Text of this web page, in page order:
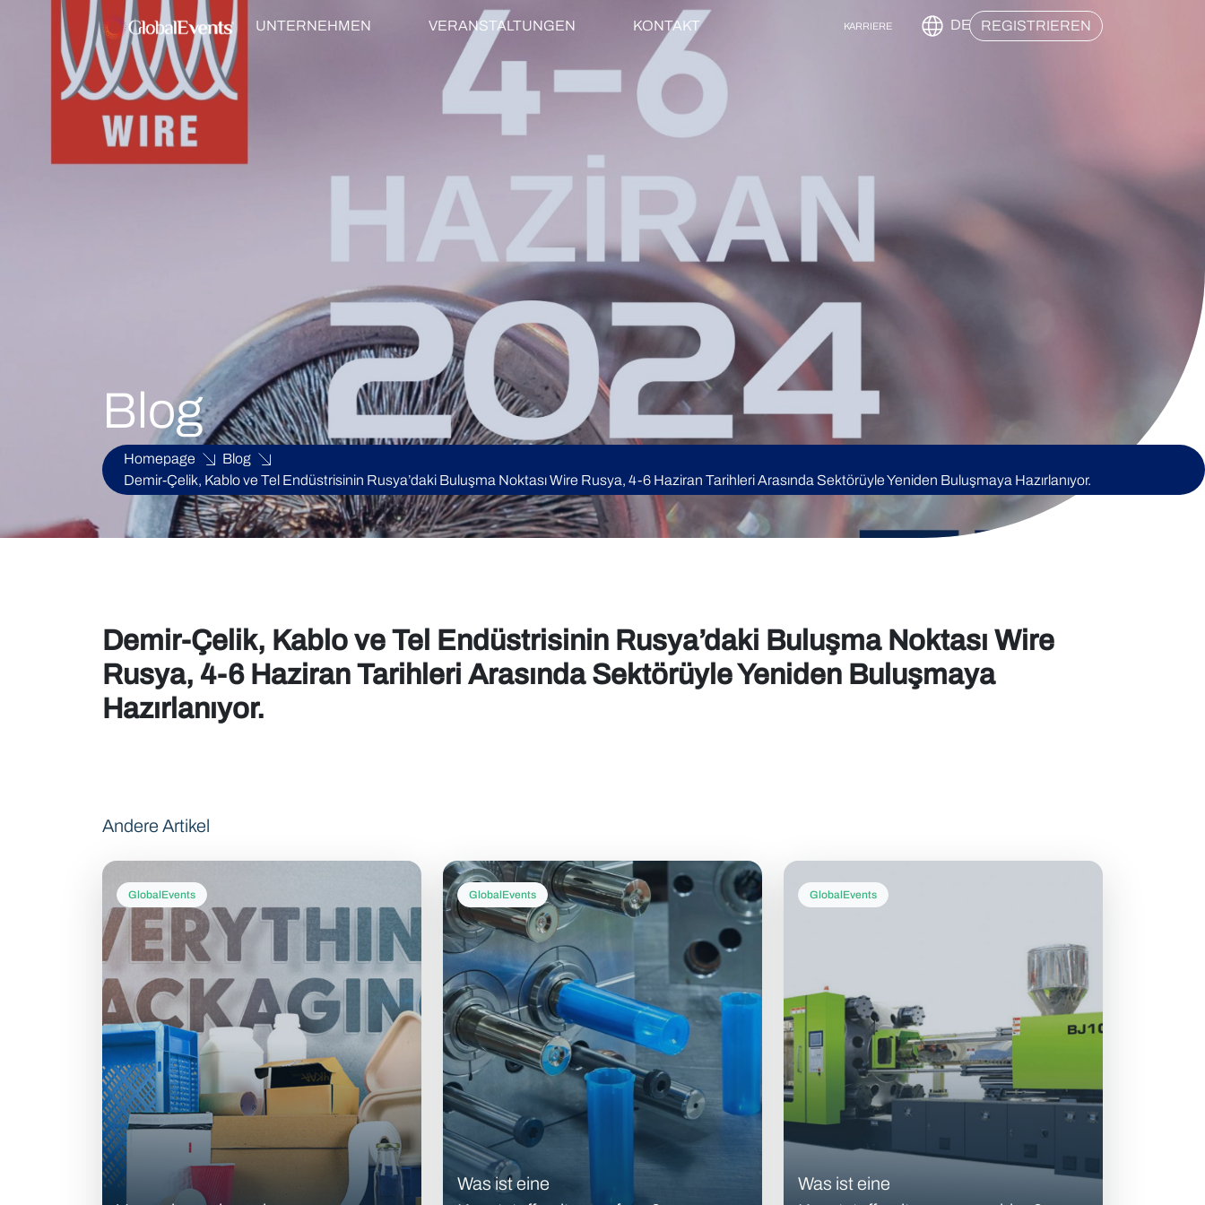
UNTERNEHMEN VERANSTALTUNGEN KONTAKT KARRIERE DE REGISTRIEREN
Blog
Homepage
Blog
Demir-Çelik, Kablo ve Tel Endüstrisinin Rusya’daki Buluşma Noktası Wire Rusya, 4-6 Haziran Tarihleri Arasında Sektörüyle Yeniden Buluşmaya Hazırlanıyor.
Demir-Çelik, Kablo ve Tel Endüstrisinin Rusya’daki Buluşma Noktası Wire
Rusya, 4-6 Haziran Tarihleri Arasında Sektörüyle Yeniden Buluşmaya
Hazırlanıyor.
Andere Artikel
GlobalEvents GlobalEvents
Was ist eine
GlobalEvents
Was ist eine